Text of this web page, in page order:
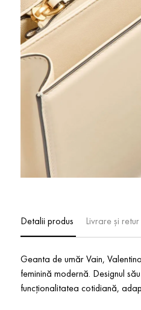
Detalii produs Livrare și retur
Geanta de umăr Vain,
feminină modernă. Designul
funcționalitatea cotidiană,